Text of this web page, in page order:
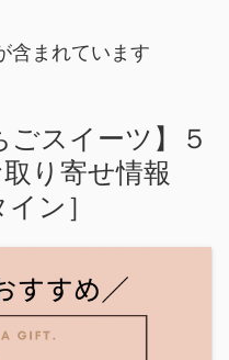
含まれています
ごスイーツ】５
り寄せ情報
ン］